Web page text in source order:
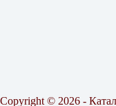
Copyright © 2026 -